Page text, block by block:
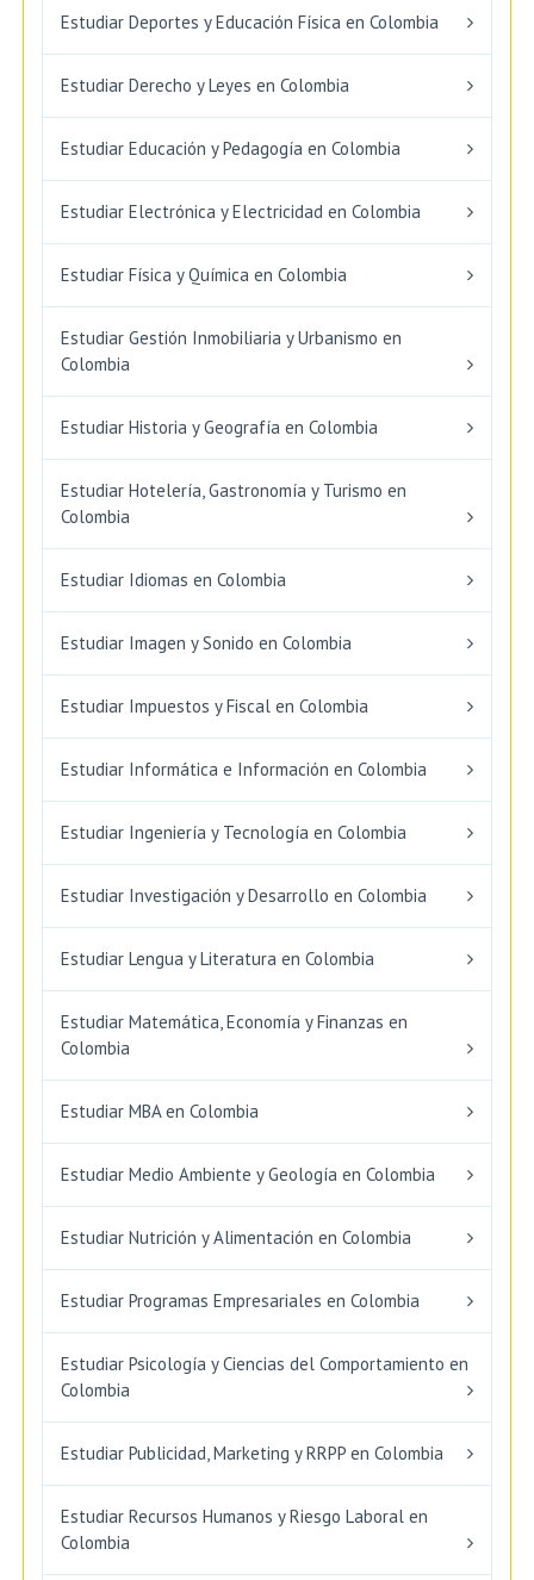
Estudiar Deportes y Educación Física en Colombia
Estudiar Derecho y Leyes en Colombia
Estudiar Educación y Pedagogía en Colombia
Estudiar Electrónica y Electricidad en Colombia
Estudiar Física y Química en Colombia
Estudiar Gestión Inmobiliaria y Urbanismo en
Colombia
Estudiar Historia y Geografía en Colombia
Estudiar Hotelería, Gastronomía y Turismo en
Colombia
Estudiar Idiomas en Colombia
Estudiar Imagen y Sonido en Colombia
Estudiar Impuestos y Fiscal en Colombia
Estudiar Informática e Información en Colombia
Estudiar Ingeniería y Tecnología en Colombia
Estudiar Investigación y Desarrollo en Colombia
Estudiar Lengua y Literatura en Colombia
Estudiar Matemática, Economía y Finanzas en
Colombia
Estudiar MBA en Colombia
Estudiar Medio Ambiente y Geología en Colombia
Estudiar Nutrición y Alimentación en Colombia
Estudiar Programas Empresariales en Colombia
Estudiar Psicología y Ciencias del Comportamiento en
Colombia
Estudiar Publicidad, Marketing y RRPP en Colombia
Estudiar Recursos Humanos y Riesgo Laboral en
Colombia